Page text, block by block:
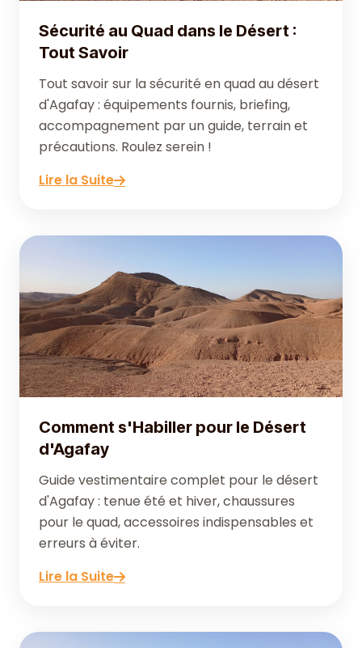
Sécurité au Quad dans le Désert :
Tout Savoir
Tout savoir sur la sécurité en quad au désert
d'Agafay : équipements fournis, briefing,
accompagnement par un guide, terrain et
précautions. Roulez serein !
Lire la Suite
Comment s'Habiller pour le Désert
d'Agafay
Guide vestimentaire complet pour le désert
d'Agafay : tenue été et hiver, chaussures
pour le quad, accessoires indispensables et
erreurs à éviter.
Lire la Suite